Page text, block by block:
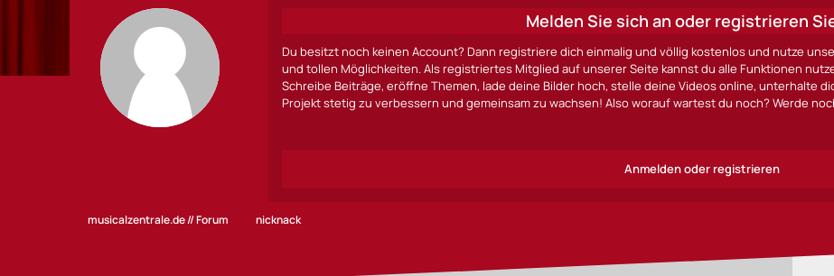
Melden Sie sich an oder registrieren
Du besitzt noch keinen Account? Dann registriere dich einmalig und völlig kostenlos und nutze
und tollen Möglichkeiten. Als registriertes Mitglied auf unserer Seite kannst du alle Funktionen
Schreibe Beiträge, eröffne Themen, lade deine Bilder hoch, stelle deine Videos online, unterhalte
Projekt stetig zu verbessern und gemeinsam zu wachsen! Also worauf wartest du noch? Werde
Anmelden oder registrieren
musicalzentrale.de // Forum nicknack